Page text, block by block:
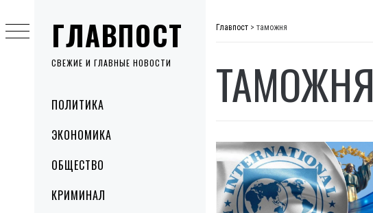
ГЛАВПОСТ
СВЕЖИЕ И ГЛАВНЫЕ НОВОСТИ
MenuПОЛИТИКА
ЭКОНОМИКА
ОБЩЕСТВО
КРИМИНАЛ
to
content
Главпост > таможня
ТАМОЖНЯ